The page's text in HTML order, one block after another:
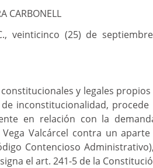
CARBONELL
veinticinco (25) de
y legales
inconstitucionalidad,
en relación con la
Vega Valcárcel contra un
Contencioso
el art. 241-5 de la